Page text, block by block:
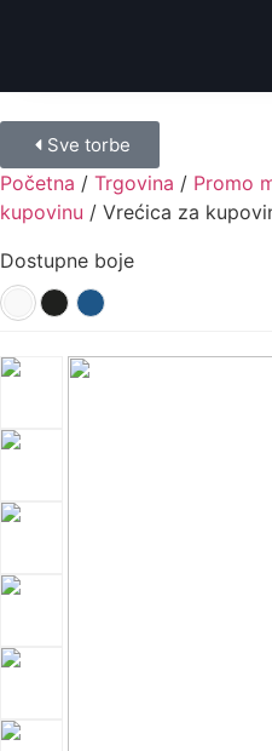
Sve torbe
Početna / Trgovina / Promo
kupovinu / Vrećica za
Dostupne boje